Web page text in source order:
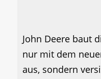
John Deere baut
nur mit dem
aus, sondern